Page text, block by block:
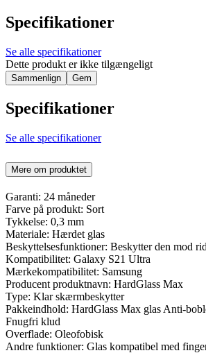
Specifikationer
Se alle specifikationer
Dette produkt er ikke tilgængeligt
Sammenlign Gem
Specifikationer
Se alle specifikationer
Mere om produktet
Garanti: 24 måneder
Farve på produkt: Sort
Tykkelse: 0,3 mm
Materiale: Hærdet glas
Beskyttelsesfunktioner: Beskytter den mod
Kompatibilitet: Galaxy S21 Ultra
Mærkekompatibilitet: Samsung
Producent produktnavn: HardGlass Max
Type: Klar skærmbeskytter
Pakkeindhold: HardGlass Max glas Anti-
Fnugfri klud
Overflade: Oleofobisk
Andre funktioner: Glas kompatibel med